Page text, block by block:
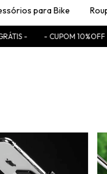
para Bike
- - CUPOM 10%OFF